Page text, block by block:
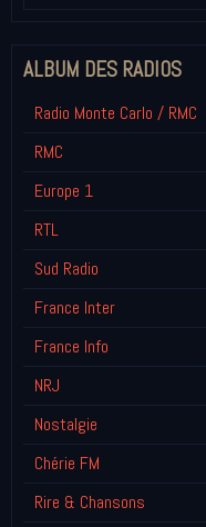
ALBUM DES RADIOS
Radio Monte Carlo / RMC
RMC
Europe 1
RTL
Sud Radio
France Inter
France Info
NRJ
Nostalgie
Chérie FM
Rire & Chansons